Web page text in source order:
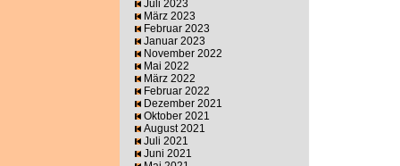
Juli 2023
März 2023
Februar 2023
Januar 2023
November 2022
Mai 2022
März 2022
Februar 2022
Dezember 2021
Oktober 2021
August 2021
Juli 2021
Juni 2021